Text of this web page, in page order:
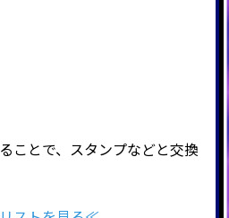
ことで、スタンプなどと交換